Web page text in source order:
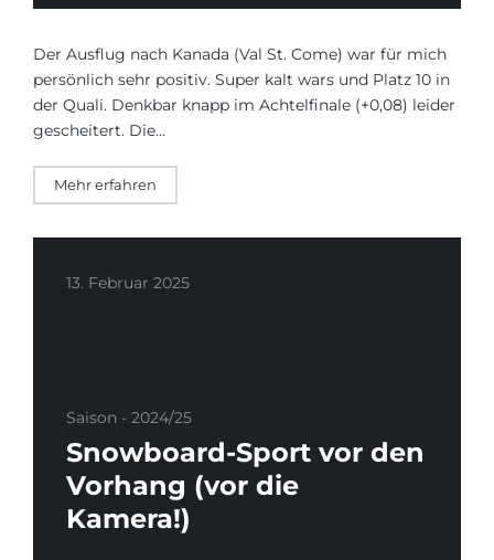
Der Ausflug nach Kanada (Val St. Come) war für mich
persönlich sehr positiv. Super kalt wars und Platz 10 in
der Quali. Denkbar knapp im Achtelfinale (+0,08) leider
gescheitert. Die…
Mehr erfahren
13. Februar 2025
Saison - 2024/25
Snowboard-Sport vor den
Vorhang (vor die
Kamera!)